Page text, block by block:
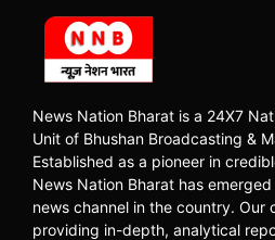
News Nation Bharat is a 24X7
Unit of Bhushan Broadcasting &
Established as a pioneer in
News Nation Bharat has
news channel in the country. Our
providing in-depth, analytical